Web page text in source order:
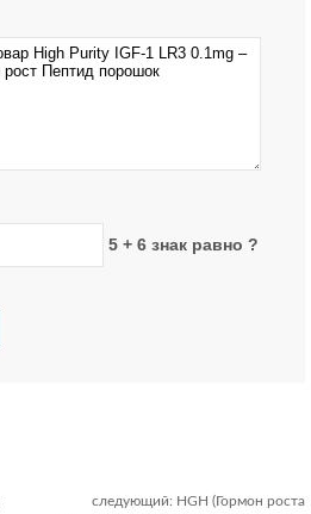
5 + 6 знак равно ?
следующий: HGH (Гормон роста